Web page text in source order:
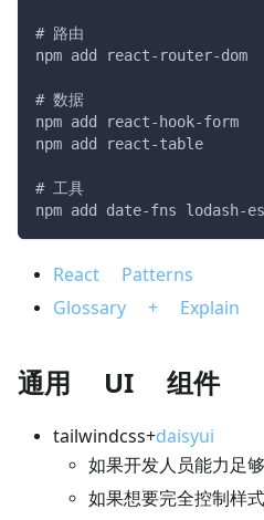
# 路由
npm add react-router-dom
# 数据
npm add react-hook-form
npm add react-table
# 工具
npm add date-fns lodash-
React Patterns
Glossary + Explain
通用 UI 组件
tailwindcss+daisyui
如果开发人员能力足够
如果想要完全控制样式